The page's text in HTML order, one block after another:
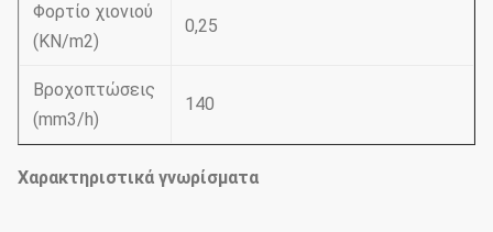
Φορτίο χιονιού
(KN/m2)
0,25
Βροχοπτώσεις
(mm3/h)
140
Χαρακτηριστικά γνωρίσματα